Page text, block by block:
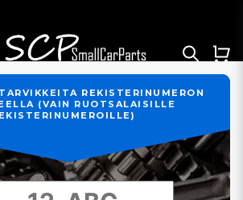
REKISTERINUMERON
(VAIN RUOTSALAISILLE